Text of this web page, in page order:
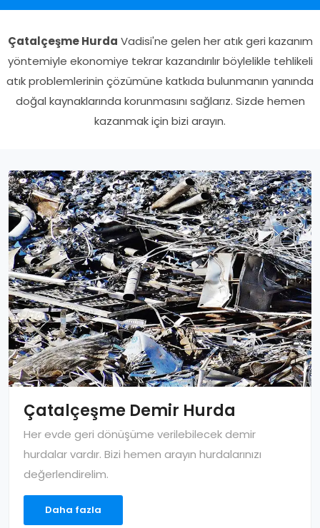
Çatalçeşme Hurda Vadisi'ne gelen her atık geri kazanım
yöntemiyle ekonomiye tekrar kazandırılır böylelikle tehlikeli
atık problemlerinin çözümüne katkıda bulunmanın yanında
doğal kaynaklarında korunmasını sağlarız. Sizde hemen
kazanmak için bizi arayın.
Çatalçeşme Demir Hurda
Her evde geri dönüşüme verilebilecek demir
hurdalar vardır. Bizi hemen arayın hurdalarınızı
değerlendirelim.
Daha fazla